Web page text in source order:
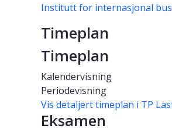
Institutt for internasjonal
Timeplan
Timeplan
Kalendervisning
Periodevisning
Vis detaljert timeplan i TP
Eksamen